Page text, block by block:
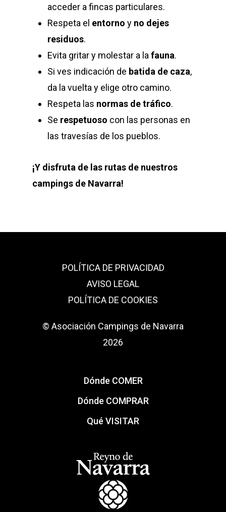
acceder a fincas particulares.
Respeta el entorno y no dejes
residuos.
Evita gritar y molestar a la fauna.
Si ves indicación de batida de caza,
da la vuelta y elige otro camino.
Respeta las normas de tráfico.
Se respetuoso con las personas en
las travesías de los pueblos.
¡Y disfruta de las rutas de nuestros
campings de Navarra!
POLÍTICA DE PRIVACIDAD
AVISO LEGAL
POLÍTICA DE COOKIES
© Asociación Campings de Navarra
2026
Dónde COMER
Dónde COMPRAR
Qué VISITAR